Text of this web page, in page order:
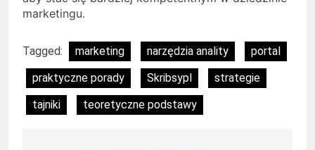
marketingu.
Tagged: marketing narzędzia anality
portal
praktyczne porady
Skribsypl
strategie
tajniki
teoretyczne podstawy